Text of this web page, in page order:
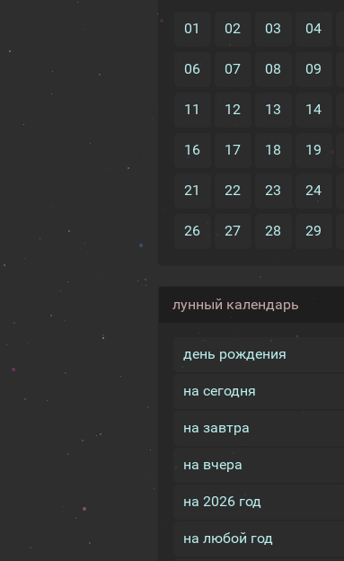
01 02 03 04
06 07 08 09
11 12 13 14
16 17 18 19
21 22 23 24
26 27 28 29
лунный календарь
день рождения
на сегодня
на завтра
на вчера
на 2026 год
на любой год